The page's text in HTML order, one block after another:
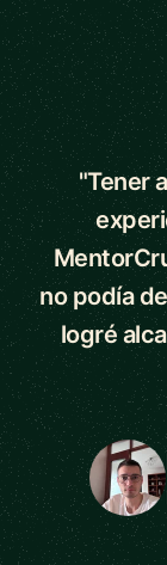
5 out of 5
"Tener
no podía
logré